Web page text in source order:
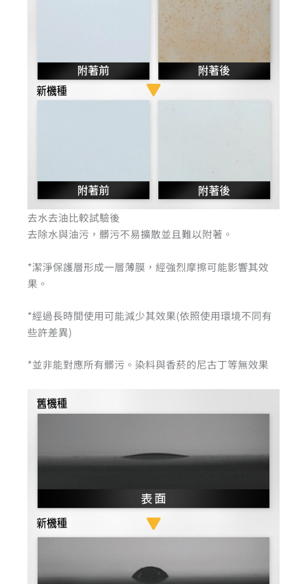
去水去油比較試驗後
去除水與油污，髒污不易擴散並且難以附著。
*潔淨保護層形成一層薄膜，經強烈摩擦可能影響其效
果。
*經過長時間使用可能減少其效果(依照使用環境不同有
些許差異)
*並非能對應所有髒污。染料與香菸的尼古丁等無效果